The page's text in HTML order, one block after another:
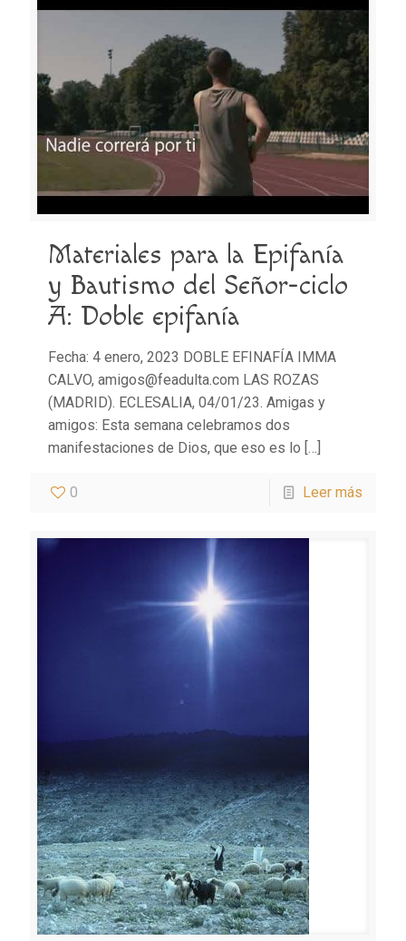
Materiales para la Epifanía
y Bautismo del Señor-ciclo
A: Doble epifanía
Fecha: 4 enero, 2023 DOBLE EFINAFÍA IMMA
CALVO, amigos@feadulta.com LAS ROZAS
(MADRID). ECLESALIA, 04/01/23. Amigas y
amigos: Esta semana celebramos dos
manifestaciones de Dios, que eso es lo […]
0 Leer más